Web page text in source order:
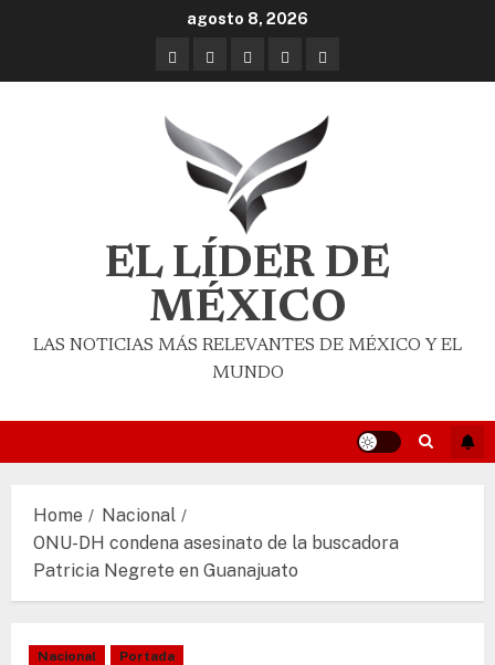
agosto 8, 2026
EL LÍDER DE
MÉXICO
LAS NOTICIAS MÁS RELEVANTES DE MÉXICO Y EL
MUNDO
Home
Nacional
ONU-DH condena asesinato de la buscadora
Patricia Negrete en Guanajuato
Nacional Portada